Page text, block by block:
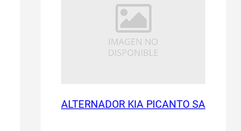
ALTERNADOR KIA PICANTO SA